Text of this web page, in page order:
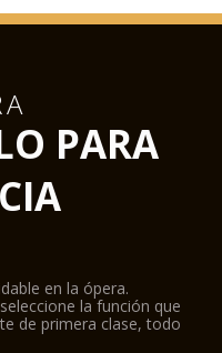
PARA
en la ópera.
la función que
de primera clase, todo